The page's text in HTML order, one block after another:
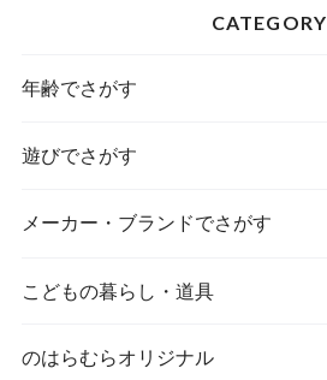
CATEGORY
年齢でさがす
遊びでさがす
メーカー・ブランドでさがす
こどもの暮らし・道具
のはらむらオリジナル